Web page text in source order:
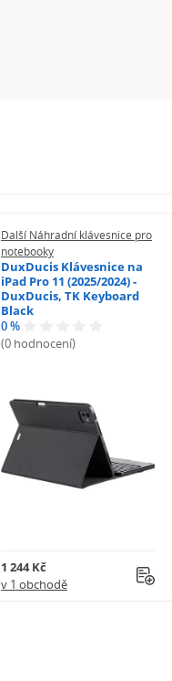
Další Náhradní klávesnice pro
notebooky
DuxDucis Klávesnice na
iPad Pro 11 (2025/2024) -
DuxDucis, TK Keyboard
Black
0 %
(0 hodnocení)
1 244 Kč
v 1 obchodě